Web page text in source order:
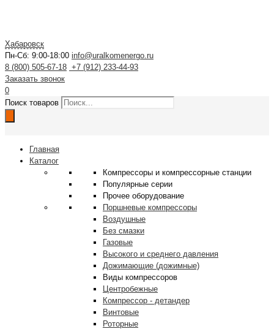
Хабаровск
Пн-Сб: 9:00-18:00 info@uralkomenergo.ru
8 (800) 505-67-18 +7 (912) 233-44-93
Заказать звонок
0
Поиск товаров
Главная
Каталог
Компрессоры и компрессорные станции
Популярные серии
Прочее оборудование
Поршневые компрессоры
Воздушные
Без смазки
Газовые
Высокого и среднего давления
Дожимающие (дожимные)
Виды компрессоров
Центробежные
Компрессор - детандер
Винтовые
Роторные